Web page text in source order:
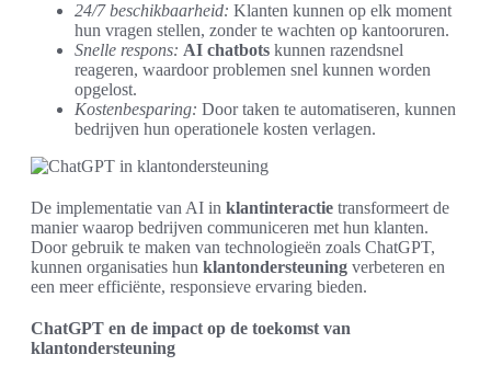
24/7 beschikbaarheid: Klanten kunnen op elk moment
hun vragen stellen, zonder te wachten op kantooruren.
Snelle respons: AI chatbots kunnen razendsnel
reageren, waardoor problemen snel kunnen worden
opgelost.
Kostenbesparing: Door taken te automatiseren, kunnen
bedrijven hun operationele kosten verlagen.
De implementatie van AI in klantinteractie transformeert de
manier waarop bedrijven communiceren met hun klanten.
Door gebruik te maken van technologieën zoals ChatGPT,
kunnen organisaties hun klantondersteuning verbeteren en
een meer efficiënte, responsieve ervaring bieden.
ChatGPT en de impact op de toekomst van
klantondersteuning